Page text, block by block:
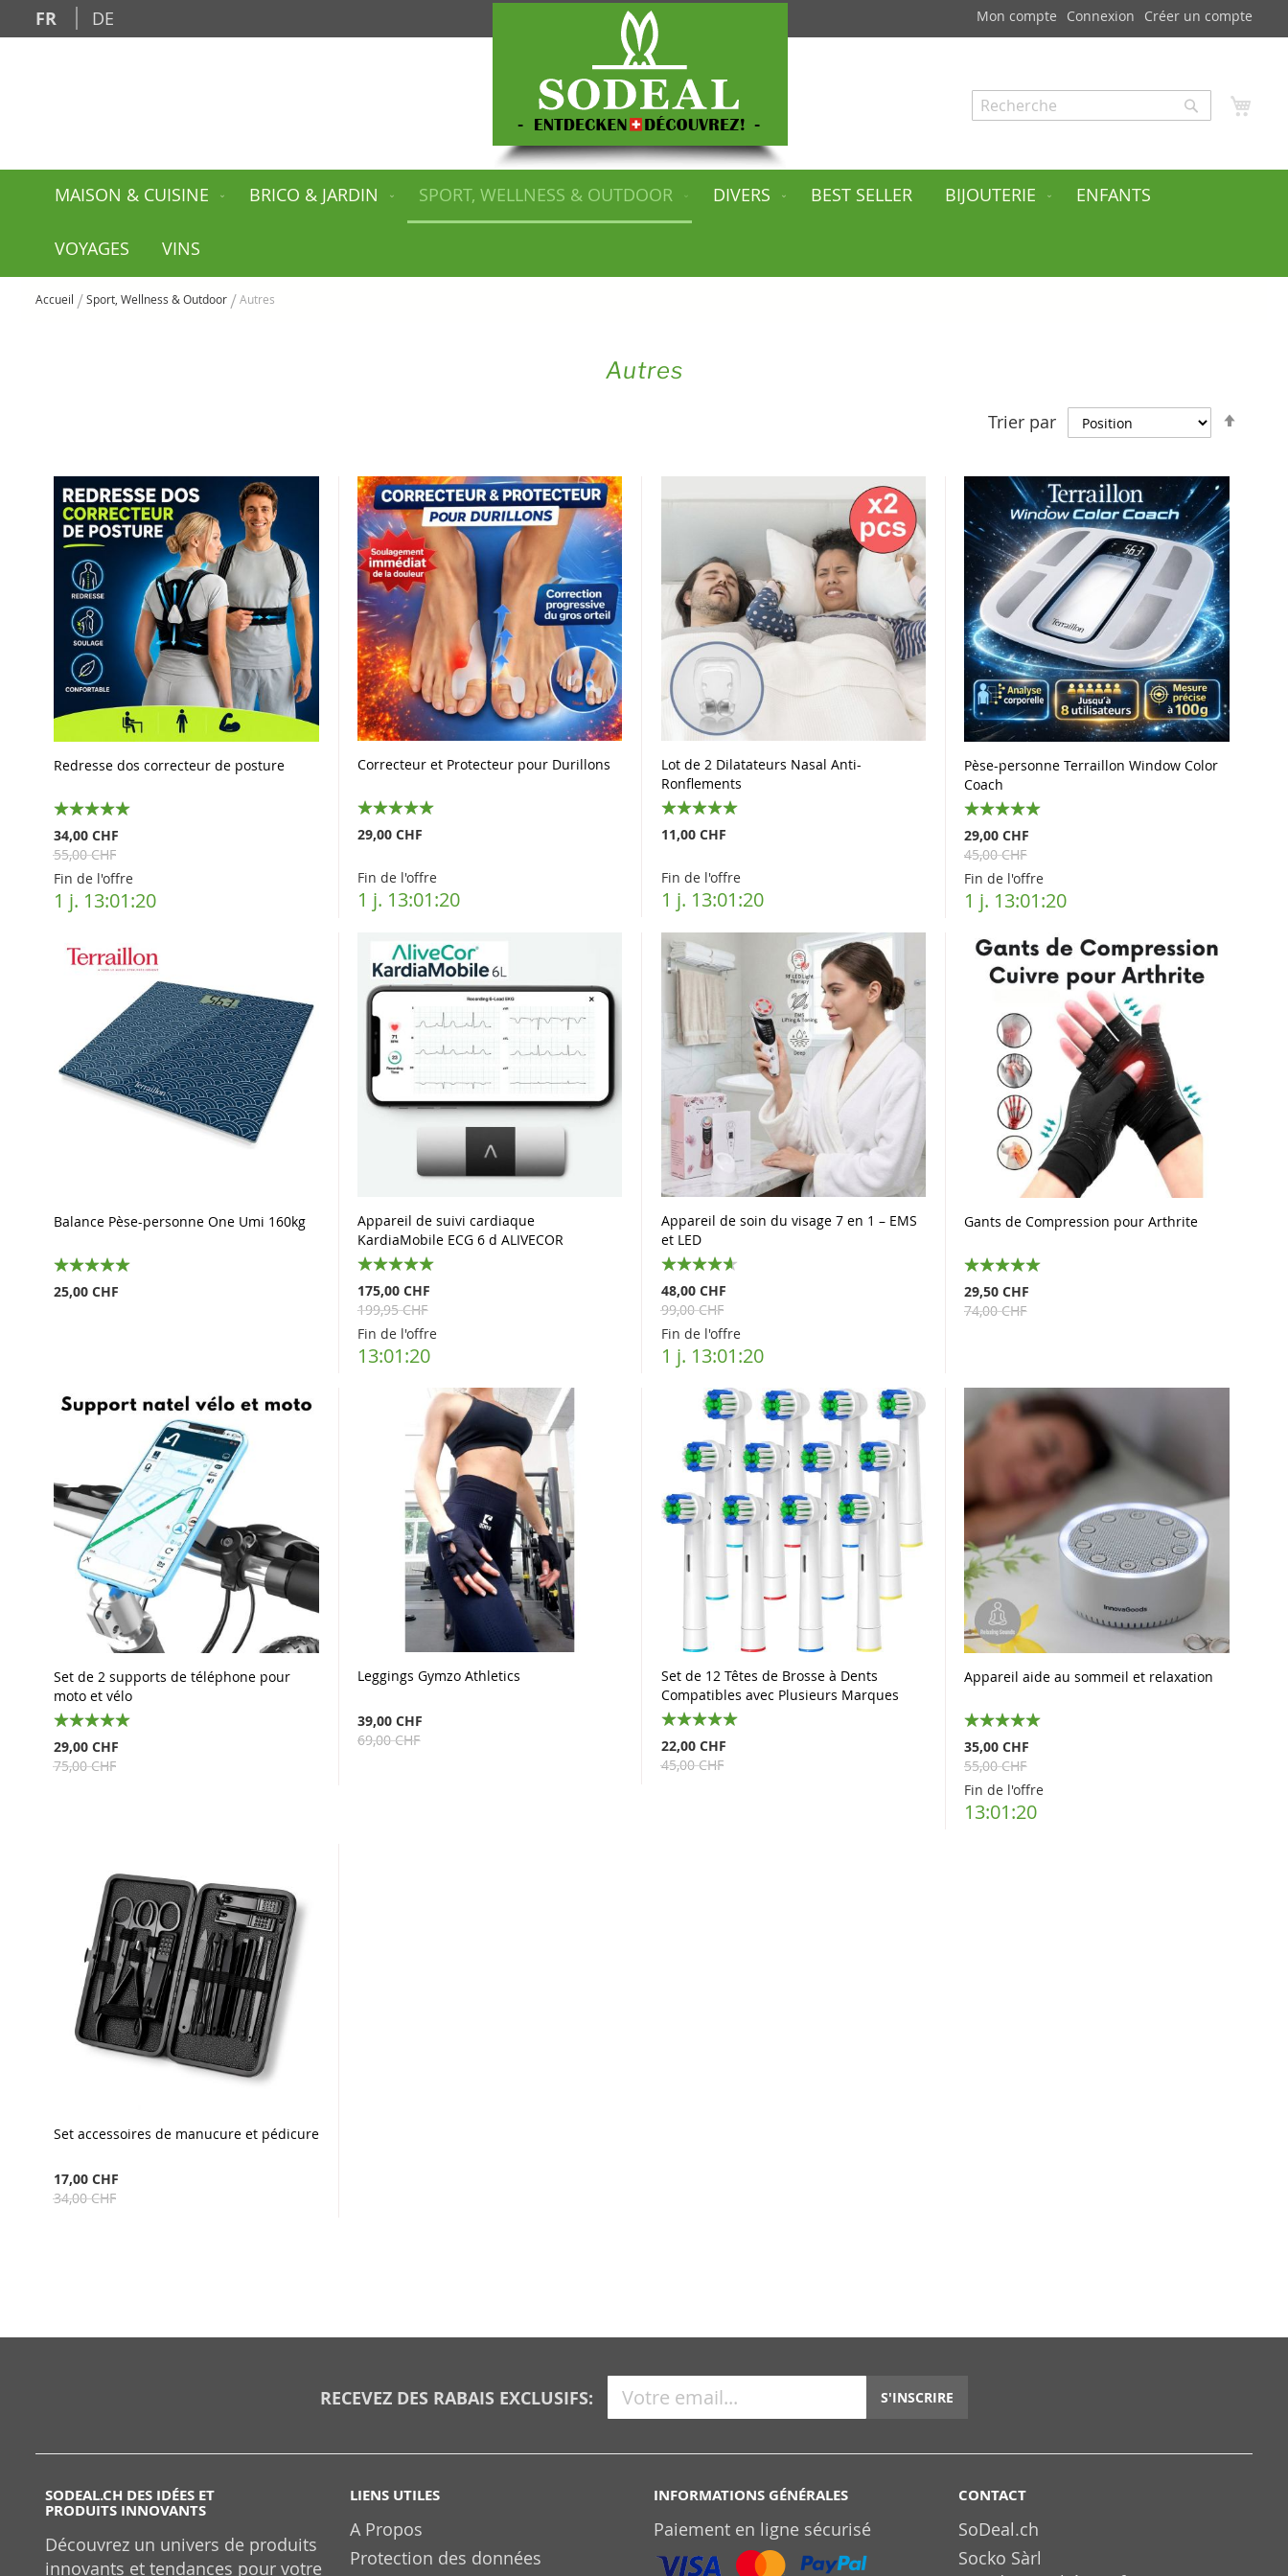
Mon compte Connexion Créer un compte
Allez
au
FR DE
Rechercher
MAISON & CUISINE BRICO & JARDIN SPORT, WELLNESS & OUTDOOR DIVERS BEST SELLER BIJOUTERIE ENFANTS
VOYAGES VINS
Accueil Sport, Wellness & Outdoor Autres
Autres
Trier par
Redresse dos correcteur de posture
100%
34,00 CHF
55,00 CHF
Fin de l'offre
1 j. 13:01:19
Correcteur et Protecteur pour Durillons
100%
29,00 CHF
Fin de l'offre
1 j. 13:01:19
Lot de 2 Dilatateurs Nasal Anti-
Ronflements
100%
11,00 CHF
Fin de l'offre
1 j. 13:01:19
Pèse-personne Terraillon Window Color
Coach
100%
29,00 CHF
45,00 CHF
Fin de l'offre
1 j. 13:01:19
Balance Pèse-personne One Umi 160kg
100%
25,00 CHF
Appareil de suivi cardiaque
KardiaMobile ECG 6 d ALIVECOR
100%
175,00 CHF
199,95 CHF
Fin de l'offre
13:01:19
Appareil de soin du visage 7 en 1 – EMS
et LED
92%
48,00 CHF
99,00 CHF
Fin de l'offre
1 j. 13:01:19
Gants de Compression pour Arthrite
100%
29,50 CHF
74,00 CHF
Set de 2 supports de téléphone pour
moto et vélo
100%
29,00 CHF
75,00 CHF
Leggings Gymzo Athletics
39,00 CHF
69,00 CHF
Set de 12 Têtes de Brosse à Dents
Compatibles avec Plusieurs Marques
100%
22,00 CHF
45,00 CHF
Appareil aide au sommeil et relaxation
100%
35,00 CHF
55,00 CHF
Fin de l'offre
13:01:19
Set accessoires de manucure et pédicure
17,00 CHF
34,00 CHF
RECEVEZ DES RABAIS EXCLUSIFS: S'INSCRIRE
SODEAL.CH DES IDÉES ET
PRODUITS INNOVANTS
Découvrez un univers de produits
innovants et tendances pour votre
LIENS UTILES
A Propos
Protection des données
INFORMATIONS GÉNÉRALES
Paiement en ligne sécurisé
CONTACT
SoDeal.ch
Socko Sàrl